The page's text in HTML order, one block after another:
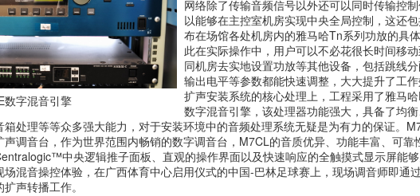
数字混音引擎
网络除了传输音频信号以外还可以同时传输控
以能够在主控室机房实现中央全局控制，这还
布在场馆各处机房内的雅马哈Tn系列功放的具
此在实际操作中，用户可以不必花很长时间移
同机房去实地设置功放等其他设备，包括跳线
输出电平等参数都能快速调整，大大提升了工
扩声安装系统的核心处理上，工程采用了雅马
数字混音引擎，该处理器功能强大，具备了均衡
箱处理等等众多强大能力，对于安装环境中的音频处理系统无疑是为有力的保证。
声调音台，作为世界范围内畅销的数字调音台，M7CL的音质优异、功能丰富、可靠
中央逻辑推子面板、直观的操作界面以及快速响应的全触摸式显示屏能
场混音操控体验，在广西体育中心启用仪式的中国-巴林足球赛上，现场调音师即通
声转播工作。